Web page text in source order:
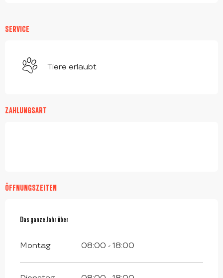
SERVICE
Tiere erlaubt
ZAHLUNGSART
ÖFFNUNGSZEITEN
Das ganze Jahr über
Das ganze Jahr über
Montag 08:00 - 18:00